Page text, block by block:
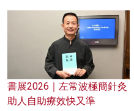
書展2026｜左常波極簡針灸
助人自助療效快又準